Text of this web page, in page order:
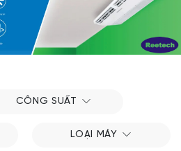
CÔNG SUẤT
LOẠI MÁY